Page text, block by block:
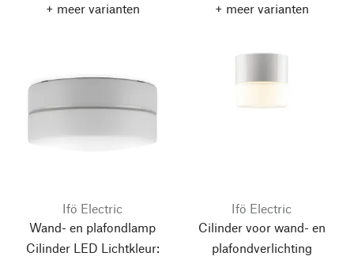
+ meer varianten
+ meer varianten
Ifö Electric
Wand- en plafondlamp
Cilinder LED Lichtkleur:
Ifö Electric
Cilinder voor wand- en
plafondverlichting